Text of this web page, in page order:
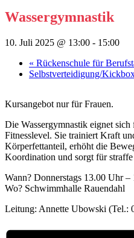
Wassergymnastik
10. Juli 2025 @ 13:00 - 15:00
« Rückenschule für
Selbstverteidigung/
Kursangebot nur für Frauen.
Die Wassergymnastik eignet
Fitnesslevel. Sie trainiert Kraft
Körperfettanteil, erhöht die
Koordination und sorgt für
Wann? Donnerstags 13.00 Uhr
Wo? Schwimmhalle Rauendahl
Leitung: Annette Ubowski (Tel.: